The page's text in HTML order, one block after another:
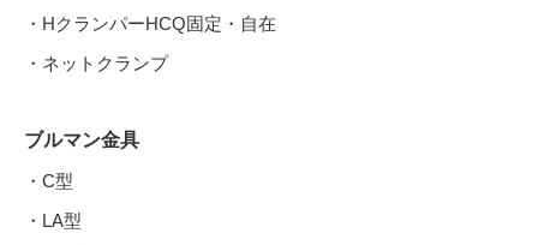
・HクランパーHCQ固定・自在
・ネットクランプ
ブルマン金具
・C型
・LA型